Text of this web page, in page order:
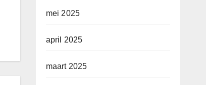
mei 2025
april 2025
maart 2025